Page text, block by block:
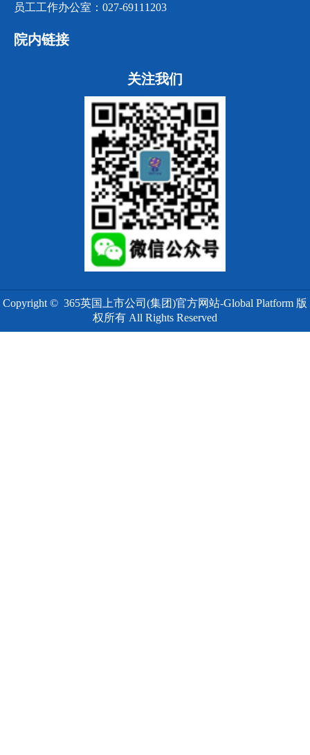
员工工作办公室：027-69111203
院内链接
关注我们
Copyright © 365英国上市公司(集团)官方网站-Global Platform 版
权所有 All Rights Reserved